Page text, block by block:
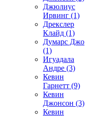
Джюлиус
Ирвинг (1)
Дрекслер
Клайд (1)
Думарс Джо
(1)
Игуадала
Андре (3)
Кевин
Гарнетт (9)
Кевин
Джонсон (3)
Кевин